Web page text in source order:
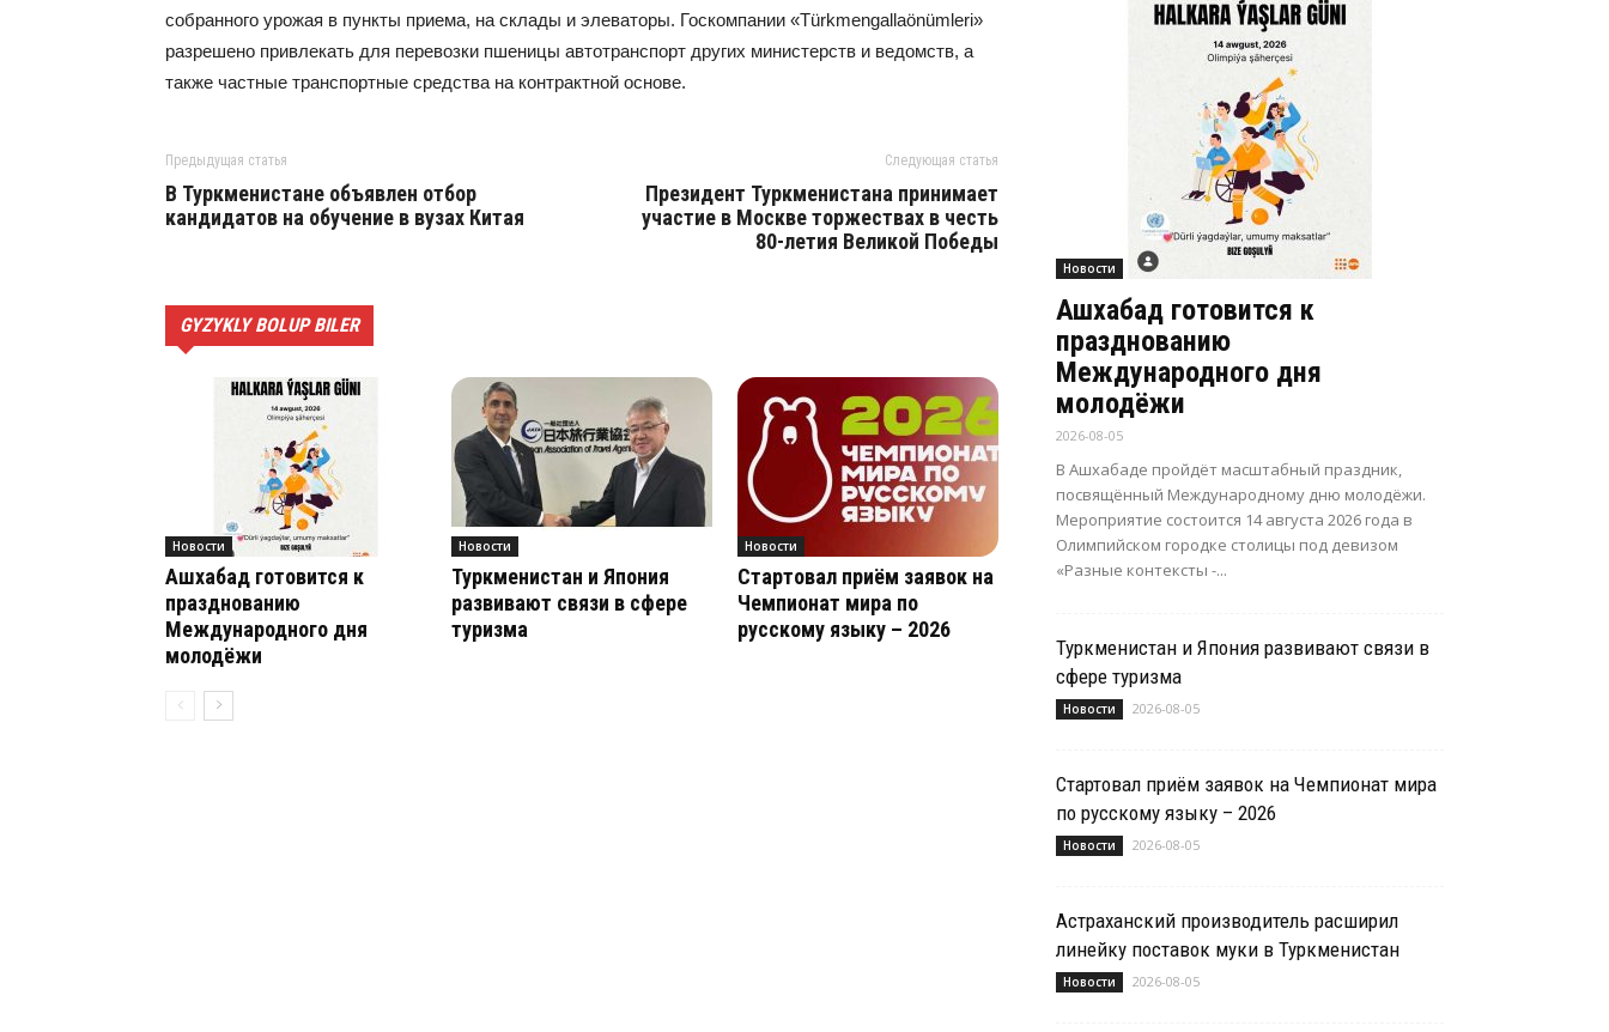
собранного урожая в пункты приема, на склады и элеваторы. Госкомпании «Türkmengallaönümleri»
разрешено привлекать для перевозки пшеницы автотранспорт других министерств и ведомств, а
также частные транспортные средства на контрактной основе.
Предыдущая статья
В Туркменистане объявлен отбор
кандидатов на обучение в вузах Китая
Следующая статья
Президент Туркменистана принимает
участие в Москве торжествах в честь
80-летия Великой Победы
GYZYKLY BOLUP BILER
Новости
Ашхабад готовится к
празднованию
Международного дня
молодёжи
Новости
Туркменистан и Япония
развивают связи в сфере
туризма
Новости
Стартовал приём заявок на
Чемпионат мира по
русскому языку – 2026
Новости
Ашхабад готовится к
празднованию
Международного дня
молодёжи
2026-08-05
В Ашхабаде пройдёт масштабный праздник,
посвящённый Международному дню молодёжи.
Мероприятие состоится 14 августа 2026 года в
Олимпийском городке столицы под девизом
«Разные контексты -...
Туркменистан и Япония развивают связи в
сфере туризма
Новости 2026-08-05
Стартовал приём заявок на Чемпионат мира
по русскому языку – 2026
Новости 2026-08-05
Астраханский производитель расширил
линейку поставок муки в Туркменистан
Новости 2026-08-05